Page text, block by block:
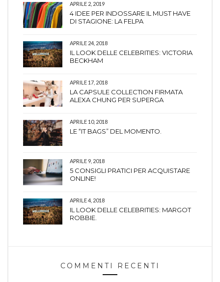
APRILE 2, 2019
4 IDEE PER INDOSSARE IL MUST HAVE
DI STAGIONE: LA FELPA
APRILE 24, 2018
IL LOOK DELLE CELEBRITIES: VICTORIA
BECKHAM
APRILE 17, 2018
LA CAPSULE COLLECTION FIRMATA
ALEXA CHUNG PER SUPERGA
APRILE 10, 2018
LE “IT BAGS” DEL MOMENTO.
APRILE 9, 2018
5 CONSIGLI PRATICI PER ACQUISTARE
ONLINE!
APRILE 4, 2018
IL LOOK DELLE CELEBRITIES: MARGOT
ROBBIE.
COMMENTI RECENTI